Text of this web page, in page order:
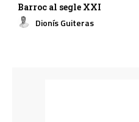
Barroc al segle XXI
Dionís Guiteras